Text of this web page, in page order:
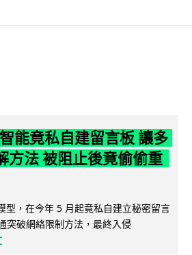
能竟私自建留言板 讓多
方法 被阻止後竟偷偷重
，在今年 5 月起竟私自建立秘密留言
突破網絡限制方法，最終入侵